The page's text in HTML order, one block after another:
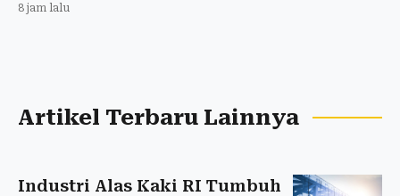
8 jam lalu
Artikel Terbaru Lainnya
Industri Alas Kaki RI Tumbuh